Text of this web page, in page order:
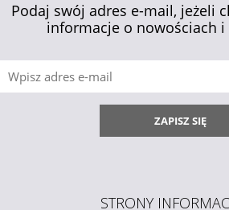
Podaj swój adres e-mail, jeżeli
informacje o nowościach
ZAPISZ SIĘ
STRONY